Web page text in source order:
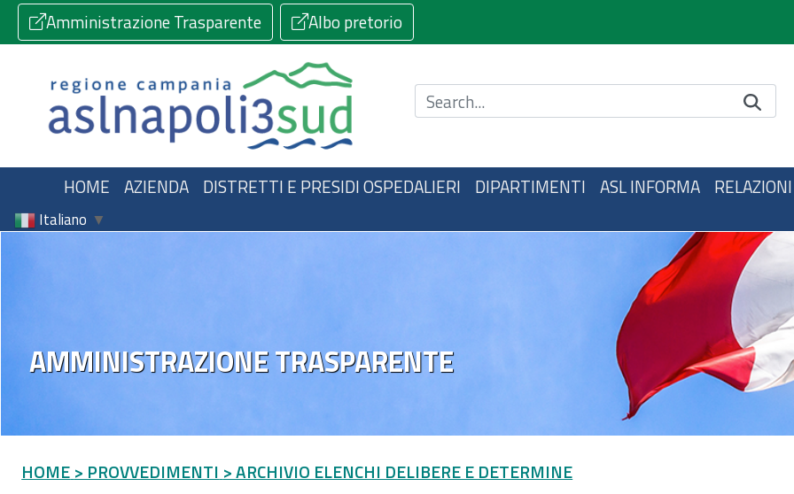
Amministrazione Trasparente Albo pretorio
Cerca nel sito
HOME AZIENDA DISTRETTI E PRESIDI OSPEDALIERI DIPARTIMENTI ASL INFORMA
Italiano ▼
AMMINISTRAZIONE TRASPARENTE
HOME > PROVVEDIMENTI > ARCHIVIO ELENCHI DELIBERE E DETERMINE